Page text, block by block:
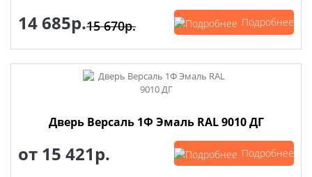
14 685р.15 670р. Подробнее
Дверь Версаль 1Ф Эмаль RAL 9010 ДГ
от 15 421р. Подробнее